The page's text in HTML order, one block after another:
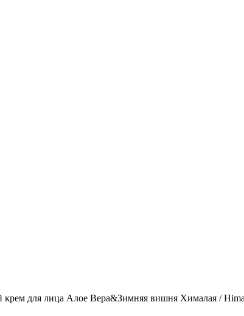
крем для лица Алое Вера&Зимняя вишня Хималая /